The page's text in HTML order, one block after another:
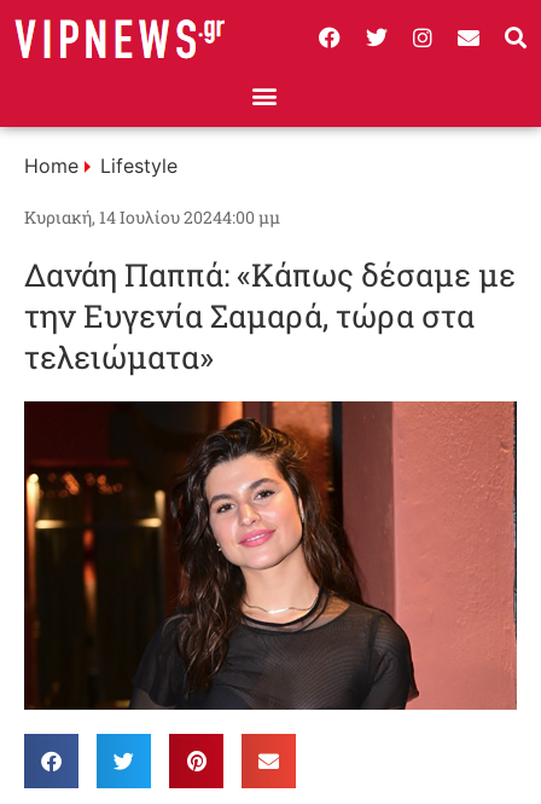
Home Lifestyle
Κυριακή, 14 Ιουλίου 20244:00 μμ
Δανάη Παππά: «Κάπως δέσαμε με
την Ευγενία Σαμαρά, τώρα στα
τελειώματα»